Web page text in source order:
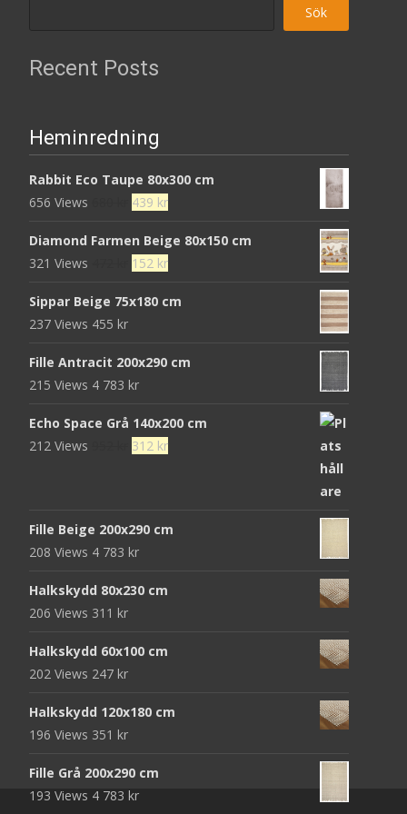
Sök
Recent Posts
Heminredning
Rabbit Eco Taupe 80x300 cm
656 Views
Det
priset
var:
439 krDet
priset
är:
Diamond Farmen Beige 80x150 cm
321 Views
Det
priset
152 krDet
priset
Sippar Beige 75x180 cm
237 Views 455 kr
Fille Antracit 200x290 cm
215 Views 4 783 kr
Echo Space Grå 140x200 cm
212 Views
Det
952 kr.
312 krDet
312 kr.
Fille Beige 200x290 cm
208 Views 4 783 kr
Halkskydd 80x230 cm
206 Views 311 kr
Halkskydd 60x100 cm
202 Views 247 kr
Halkskydd 120x180 cm
196 Views 351 kr
Fille Grå 200x290 cm
193 Views 4 783 kr